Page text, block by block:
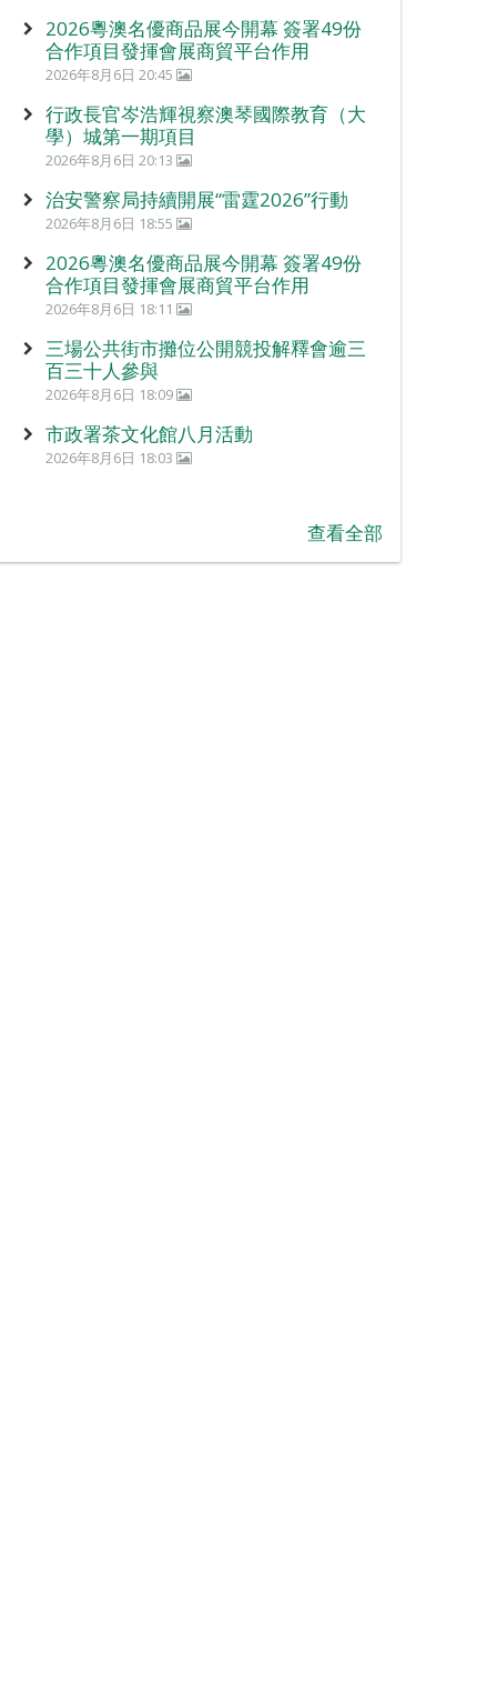
2026粵澳名優商品展今開幕 簽署49份
合作項目發揮會展商貿平台作用
2026年8月6日 20:45
行政長官岑浩輝視察澳琴國際教育（大
學）城第一期項目
2026年8月6日 20:13
治安警察局持續開展“雷霆2026”行動
2026年8月6日 18:55
2026粵澳名優商品展今開幕 簽署49份
合作項目發揮會展商貿平台作用
2026年8月6日 18:11
三場公共街市攤位公開競投解釋會逾三
百三十人參與
2026年8月6日 18:09
市政署茶文化館八月活動
2026年8月6日 18:03
查看全部